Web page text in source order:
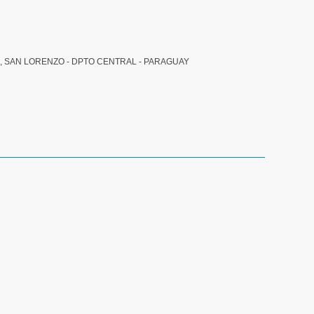
SAN LORENZO - DPTO CENTRAL - PARAGUAY